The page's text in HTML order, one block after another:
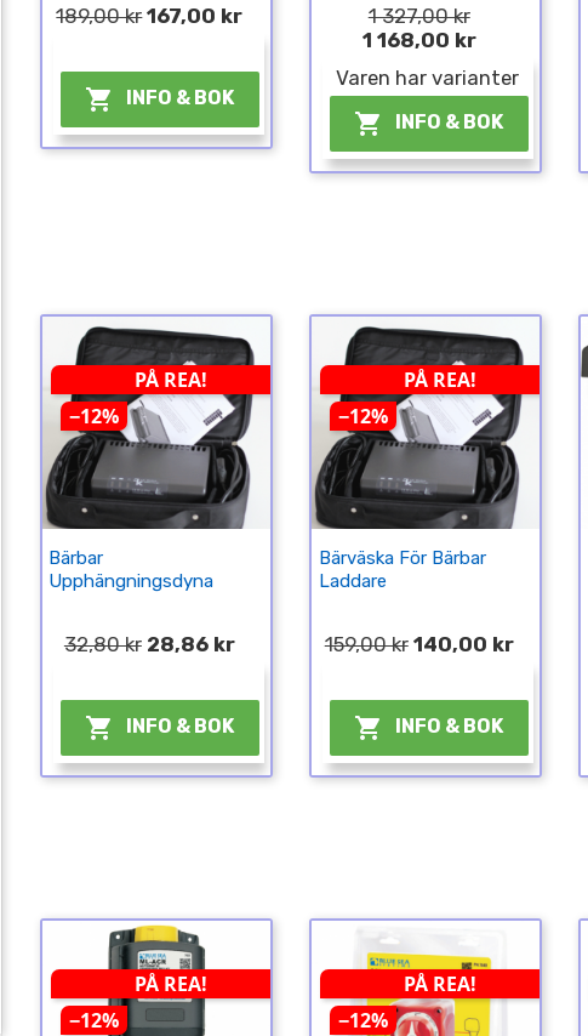
189,00 kr 167,00 kr
 INFO & BOK
1 327,00 kr
1 168,00 kr
Varen har varianter
 INFO & BOK
PÅ REA!
−12%
Bärbar
Upphängningsdyna
32,80 kr 28,86 kr
 INFO & BOK
PÅ REA!
−12%
Bärväska För Bärbar
Laddare
159,00 kr 140,00 kr
 INFO & BOK
PÅ REA!
−12%
PÅ REA!
−12%